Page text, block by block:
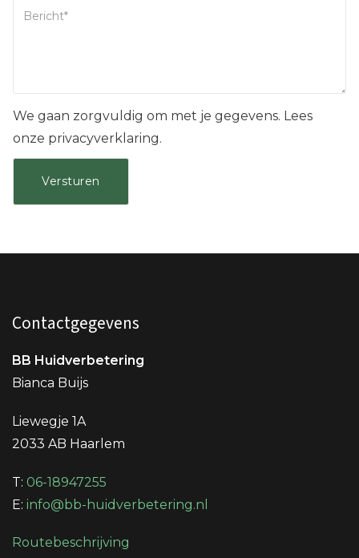
We gaan zorgvuldig om met je gegevens. Lees
onze privacyverklaring.
Contactgegevens
BB Huidverbetering
Bianca Buijs
Liewegje 1A
2033 AB Haarlem
T: 06-18947255
E: info@bb-huidverbetering.nl
Routebeschrijving